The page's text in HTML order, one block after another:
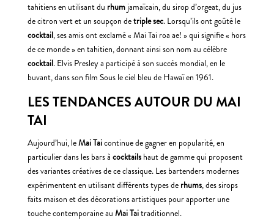
tahitiens en utilisant du rhumjamaïcain, du sirop d’orgeat, du jus
de citron vert et un soupçon detriple sec. Lorsqu’ils ont goûté le
cocktail, ses amis ont exclamé « Mai Tai roa ae! » qui signifie « hors
de ce monde » en tahitien, donnant ainsi son nom au célèbre
cocktail. Elvis Presley a participé à son succès mondial, en le
buvant, dans son film Sous le ciel bleu de Hawaï en 1961.
LES TENDANCES AUTOUR DU MAI
TAI
Aujourd’hui, leMai Taicontinue de gagner en popularité, en
particulier dans les bars à cocktailshaut de gamme qui proposent
des variantes créatives de ce classique. Les bartenders modernes
expérimentent en utilisant différents types de rhums, des sirops
faits maison et des décorations artistiques pour apporter une
touche contemporaine au Mai Taitraditionnel.